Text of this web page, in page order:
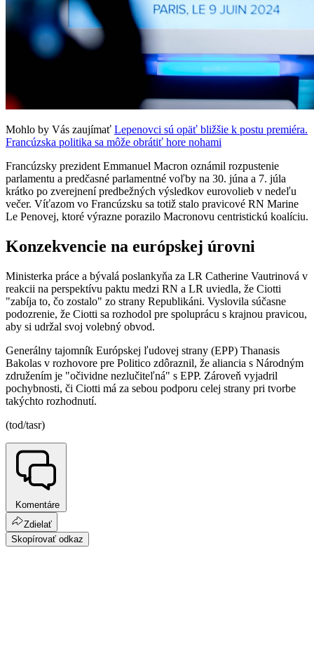
Mohlo by Vás zaujímať Lepenovci sú opäť bližšie k postu premiéra.
Francúzska politika sa môže obrátiť hore nohami
Francúzsky prezident Emmanuel Macron oznámil rozpustenie
parlamentu a predčasné parlamentné voľby na 30. júna a 7. júla
krátko po zverejnení predbežných výsledkov eurovolieb v nedeľu
večer. Víťazom vo Francúzsku sa totiž stalo pravicové RN Marine
Le Penovej, ktoré výrazne porazilo Macronovu centristickú koalíciu.
Konzekvencie na európskej úrovni
Ministerka práce a bývalá poslankyňa za LR Catherine Vautrinová v
reakcii na perspektívu paktu medzi RN a LR uviedla, že Ciotti
"zabíja to, čo zostalo" zo strany Republikáni. Vyslovila súčasne
podozrenie, že Ciotti sa rozhodol pre spoluprácu s krajnou pravicou,
aby si udržal svoj volebný obvod.
Generálny tajomník Európskej ľudovej strany (EPP) Thanasis
Bakolas v rozhovore pre Politico zdôraznil, že aliancia s Národným
združením je "očividne nezlučiteľná" s EPP. Zároveň vyjadril
pochybnosti, či Ciotti má za sebou podporu celej strany pri tvorbe
takýchto rozhodnutí.
(tod/tasr)
Komentáre
Zdielať
Skopírovať odkaz